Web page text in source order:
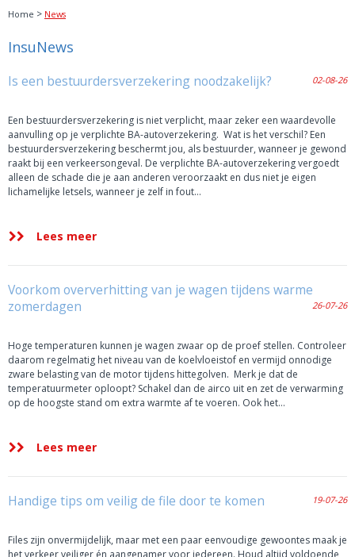
Home > News
InsuNews
Is een bestuurdersverzekering noodzakelijk? 02-08-26
Een bestuurdersverzekering is niet verplicht, maar zeker een waardevolle
aanvulling op je verplichte BA-autoverzekering. Wat is het verschil? Een
bestuurdersverzekering beschermt jou, als bestuurder, wanneer je gewond
raakt bij een verkeersongeval. De verplichte BA-autoverzekering vergoedt
alleen de schade die je aan anderen veroorzaakt en dus niet je eigen
lichamelijke letsels, wanneer je zelf in fout…
Lees meer
Voorkom oververhitting van je wagen tijdens warme
zomerdagen
26-07-26
Hoge temperaturen kunnen je wagen zwaar op de proef stellen. Controleer
daarom regelmatig het niveau van de koelvloeistof en vermijd onnodige
zware belasting van de motor tijdens hittegolven. Merk je dat de
temperatuurmeter oploopt? Schakel dan de airco uit en zet de verwarming
op de hoogste stand om extra warmte af te voeren. Ook het…
Lees meer
Handige tips om veilig de file door te komen 19-07-26
Files zijn onvermijdelijk, maar met een paar eenvoudige gewoontes maak je
het verkeer veiliger én aangenamer voor iedereen. Houd altijd voldoende